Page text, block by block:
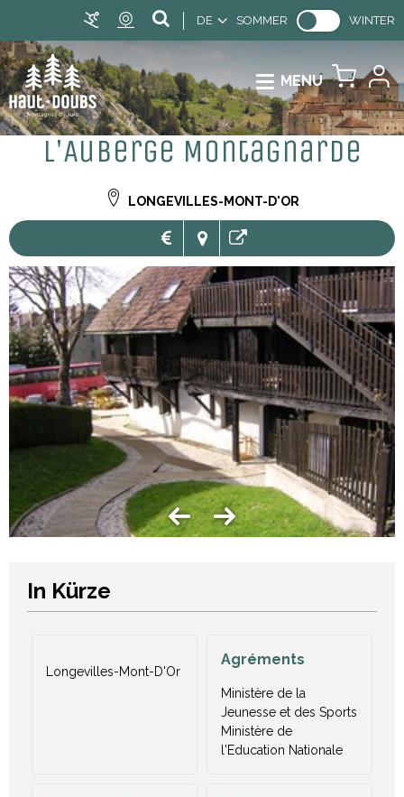
DE SOMMER WINTER
MENU
L'Auberge Montagnarde
LONGEVILLES-MONT-D'OR
In Kürze
Longevilles-Mont-D'Or
Agréments
Ministère de la
Jeunesse et des Sports
Ministère de
l'Education Nationale